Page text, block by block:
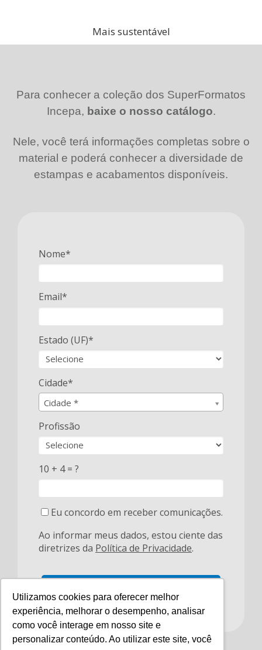
Utilizamos cookies para oferecer melhor
experiência, melhorar o desempenho, analisar
como você interage em nosso site e
personalizar conteúdo. Ao utilizar este site, você
Mais sustentável
Para conhecer a coleção dos SuperFormatos
Incepa, baixe o nosso catálogo.
Nele, você terá informações completas sobre o
material e poderá conhecer a diversidade de
estampas e acabamentos disponíveis.
Nome*
Email*
Estado (UF)*
Cidade*
Cidade *
Cidade*
Profissão
10 + 4 = ?
Eu concordo em receber comunicações.
Ao informar meus dados, estou ciente das
diretrizes da Política de Privacidade.
Baixar catálogo